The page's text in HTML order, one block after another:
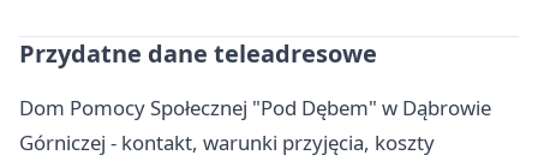
Przydatne dane teleadresowe
Dom Pomocy Społecznej "Pod Dębem" w Dąbrowie
Górniczej - kontakt, warunki przyjęcia, koszty